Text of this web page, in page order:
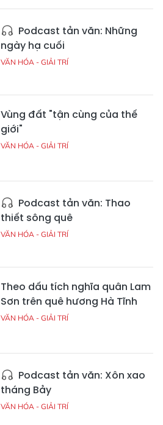
Podcast tản văn: Những
ngày hạ cuối
VĂN HÓA - GIẢI TRÍ
Vùng đất "tận cùng của thế
giới"
VĂN HÓA - GIẢI TRÍ
Podcast tản văn: Thao
thiết sông quê
VĂN HÓA - GIẢI TRÍ
Theo dấu tích nghĩa quân Lam
Sơn trên quê hương Hà Tĩnh
VĂN HÓA - GIẢI TRÍ
Podcast tản văn: Xôn xao
tháng Bảy
VĂN HÓA - GIẢI TRÍ